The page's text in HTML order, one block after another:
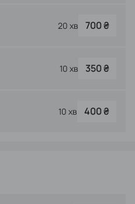
20 хв 700 ₴
10 хв 350 ₴
10 хв 400 ₴